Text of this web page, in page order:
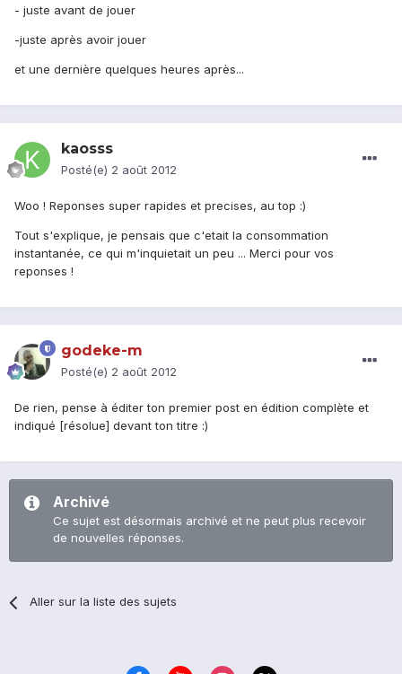
- juste avant de jouer
-juste après avoir jouer
et une dernière quelques heures après...
kaosss
Posté(e) 2 août 2012
Woo ! Reponses super rapides et precises, au top :)
Tout s'explique, je pensais que c'etait la consommation
instantanée, ce qui m'inquietait un peu ... Merci pour vos
reponses !
godeke-m
Posté(e) 2 août 2012
De rien, pense à éditer ton premier post en édition complète et
indiqué [résolue] devant ton titre :)
Archivé
Ce sujet est désormais archivé et ne peut plus recevoir
de nouvelles réponses.
Aller sur la liste des sujets